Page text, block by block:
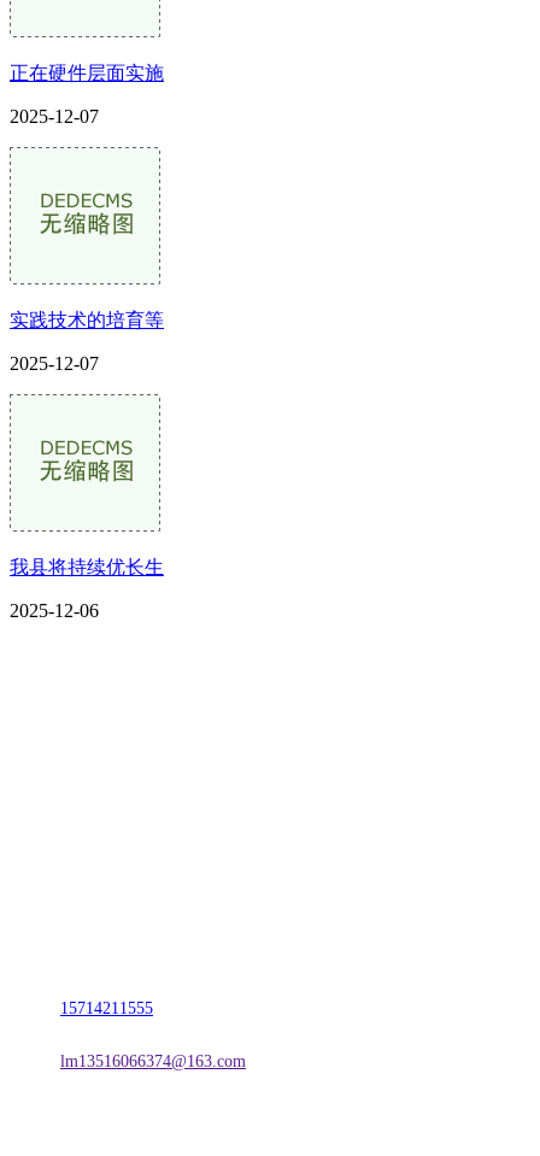
正在硬件层面实施
2025-12-07
实践技术的培育等
2025-12-07
我县将持续优长生
2025-12-06
15714211555
lm13516066374@163.com